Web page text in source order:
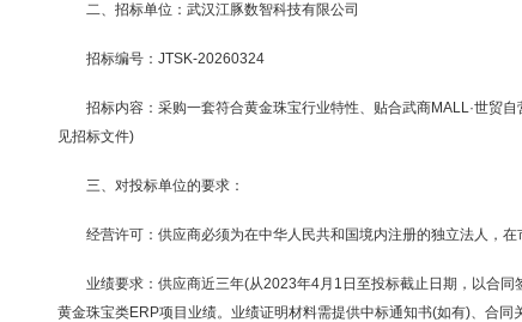
二、招标单位：武汉江豚数智科技有限公司
招标编号：JTSK-20260324
招标内容：采购一套符合黄金珠宝行业特性、贴合武商MALL·世贸
见招标文件)
三、对投标单位的要求：
经营许可：供应商必须为在中华人民共和国境内注册的独立法人，在
业绩要求：供应商近三年(从2023年4月1日至投标截止日期，以合
黄金珠宝类ERP项目业绩。业绩证明材料需提供中标通知书(如有)、合